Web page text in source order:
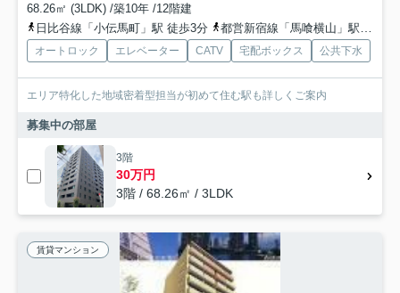
68.26㎡ (3LDK) /築10年 /12階建
日比谷線「小伝馬町」駅 徒歩3分
都営新宿線「馬喰横山」駅 徒歩5分
オートロック エレベーター CATV 宅配ボックス 公共下水
エリア特化した地域密着型担当が初めて住む駅も詳しくご案内
募集中の部屋
3階
30万円
3階 / 68.26㎡ / 3LDK
賃貸マンション